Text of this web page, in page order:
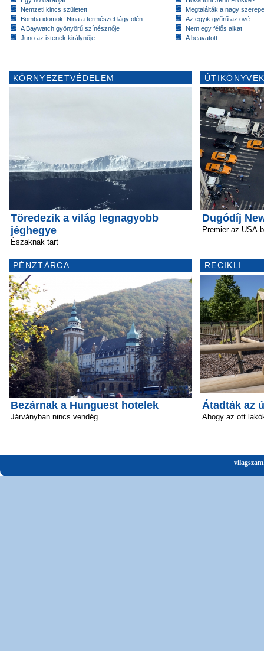
Nemzeti kincs született
Bomba idomok! Nina a természet lágy ölén
A Baywatch gyönyörű színésznője
Juno az istenek királynője
Megtalálták a nagy
Az egyik gyűrű az övé
Nem egy félős alkat
A beavatott
KÖRNYEZETVÉDELEM
Töredezik a világ legnagyobb
jéghegye
Északnak tart
PÉNZTÁRCA
Bezárnak a Hunguest hotelek
Járványban nincs vendég
Dugódíj
Premier az USA-
RECIKLI
Átadták az
Ahogy az ott